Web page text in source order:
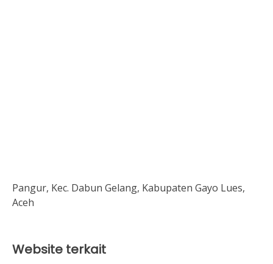
Pangur, Kec. Dabun Gelang, Kabupaten Gayo Lues,
Aceh
Website terkait